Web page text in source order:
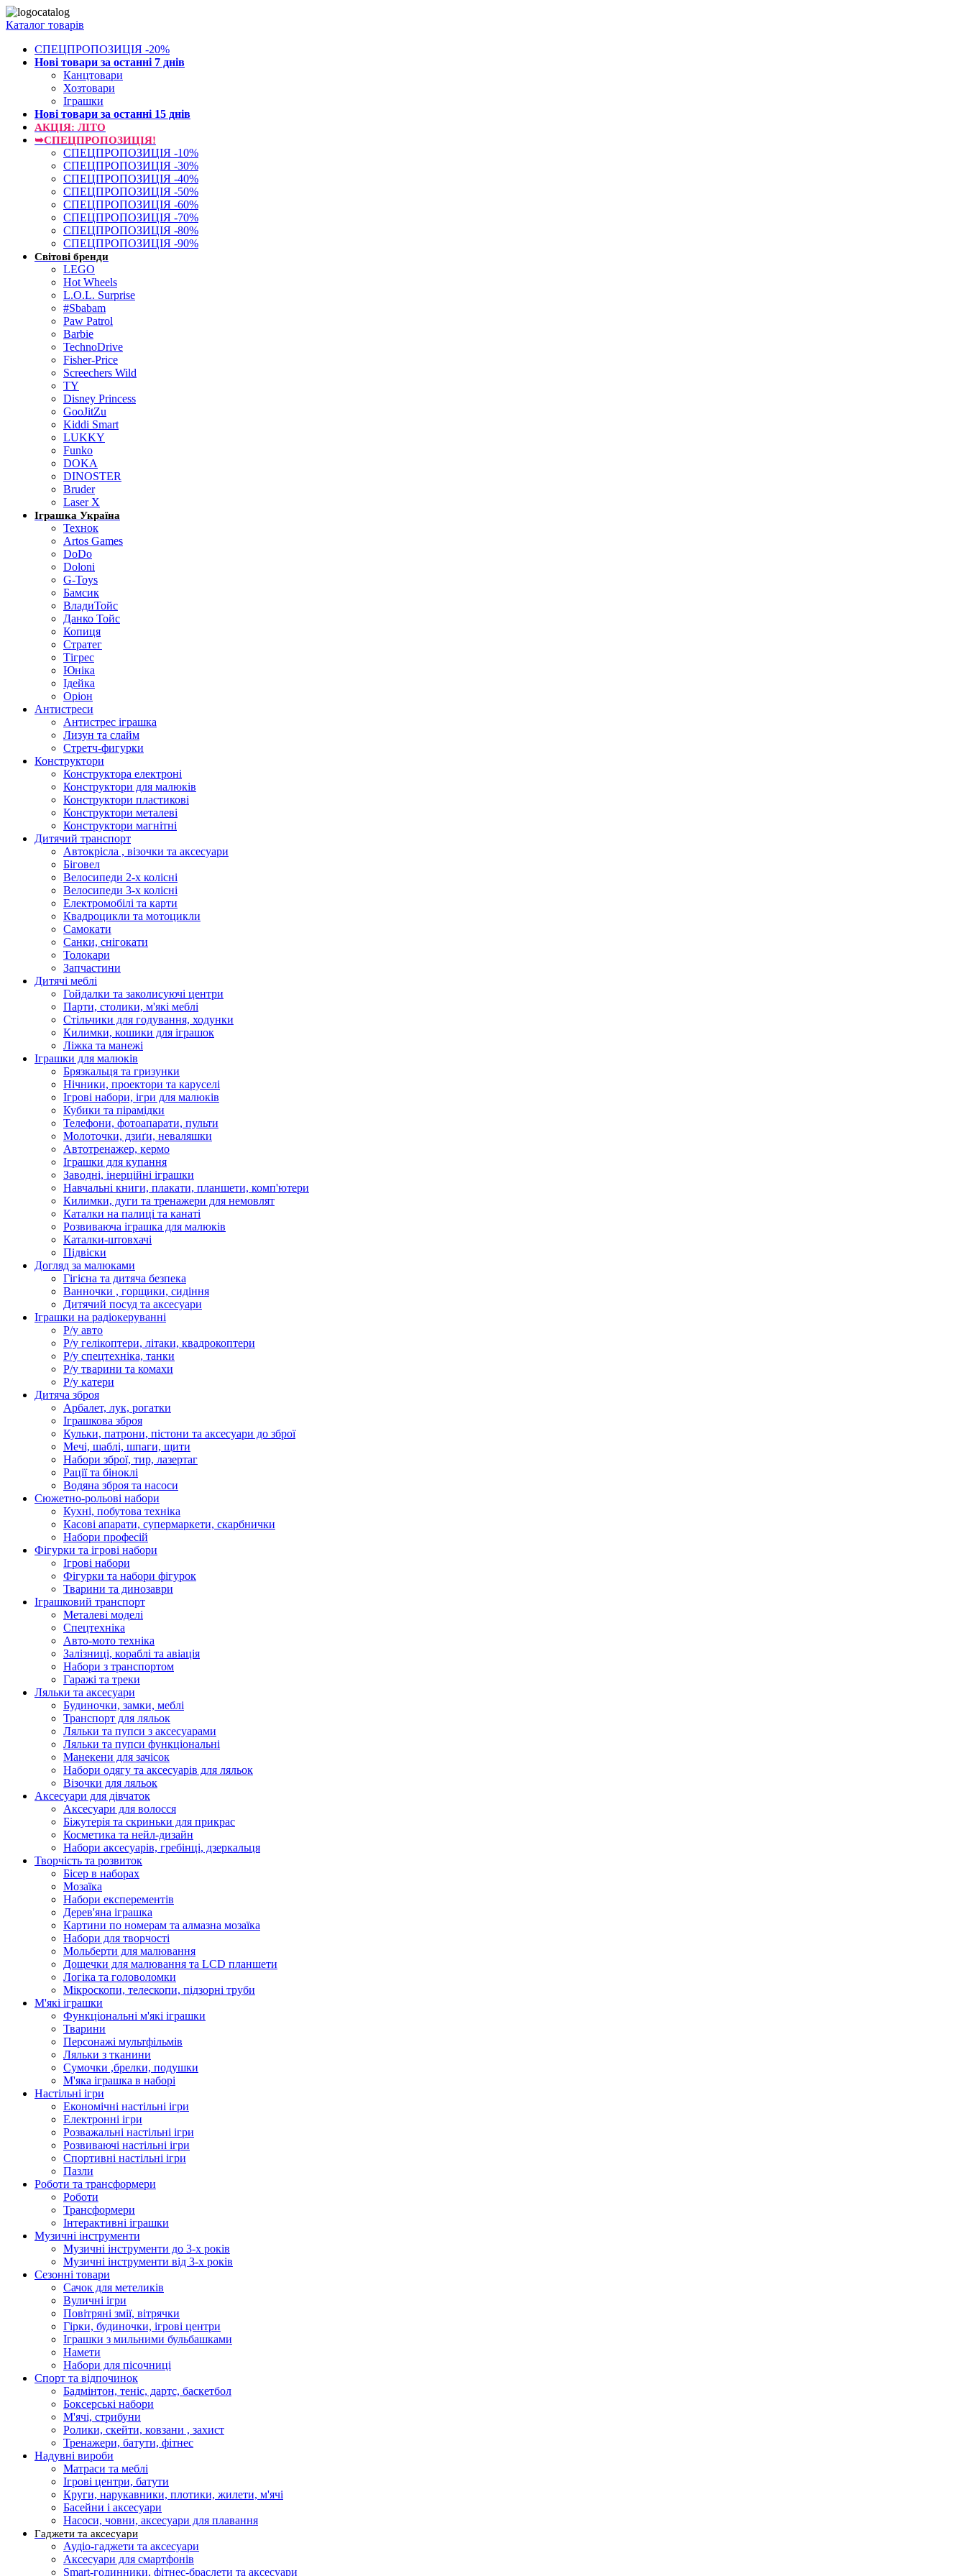
Каталог товарів
СПЕЦПРОПОЗИЦІЯ -20%
Нові товари за останнi 7 днiв
Канцтовари
Хозтовари
Іграшки
Нові товари за останнi 15 днiв
АКЦІЯ: ЛІТО
➥СПЕЦПРОПОЗИЦІЯ!
СПЕЦПРОПОЗИЦІЯ -10%
СПЕЦПРОПОЗИЦІЯ -30%
СПЕЦПРОПОЗИЦІЯ -40%
СПЕЦПРОПОЗИЦІЯ -50%
СПЕЦПРОПОЗИЦІЯ -60%
СПЕЦПРОПОЗИЦІЯ -70%
СПЕЦПРОПОЗИЦІЯ -80%
СПЕЦПРОПОЗИЦІЯ -90%
Світові бренди
LEGO
Hot Wheels
L.O.L. Surprise
#Sbabam
Paw Patrol
Barbie
TechnoDrive
Fisher-Price
Screechers Wild
TY
Disney Princess
GooJitZu
Kiddi Smart
LUKKY
Funko
DOKA
DINOSTER
Bruder
Laser X
Іграшка Україна
Технок
Artos Games
DoDo
Doloni
G-Toys
Бамсик
ВладиТойс
Данко Тойс
Копиця
Стратег
Тігрес
Юніка
Ідейка
Оріон
Антистреси
Антистрес іграшка
Лизун та слайм
Стретч-фигурки
Конструктори
Конструктора електроні
Конструктори для малюків
Конструктори пластикові
Конструктори металеві
Конструктори магнітні
Дитячий транспорт
Автокрісла , візочки та аксесуари
Біговел
Велосипеди 2-х колісні
Велосипеди 3-х колісні
Електромобілі та карти
Квадроцикли та мотоцикли
Самокати
Санки, снігокати
Толокари
Запчастини
Дитячі меблі
Гойдалки та заколисуючі центри
Парти, столики, м'які меблі
Стільчики для годування, ходунки
Килимки, кошики для іграшок
Ліжка та манежі
Іграшки для малюків
Брязкальця та гризунки
Нічники, проектори та каруселі
Ігрові набори, ігри для малюків
Кубики та пірамідки
Телефони, фотоапарати, пульти
Молоточки, дзиґи, неваляшки
Автотренажер, кермо
Іграшки для купання
Заводні, інерційні іграшки
Навчальні книги, плакати, планшети, комп'ютери
Килимки, дуги та тренажери для немовлят
Каталки на палиці та канаті
Розвиваюча іграшка для малюків
Каталки-штовхачі
Підвіски
Догляд за малюками
Гігієна та дитяча безпека
Ванночки , горщики, сидіння
Дитячий посуд та аксесуари
Іграшки на радіокеруванні
Р/у авто
Р/у гелікоптери, літаки, квадрокоптери
Р/у спецтехніка, танки
Р/у тварини та комахи
Р/у катери
Дитяча зброя
Арбалет, лук, рогатки
Іграшкова зброя
Кульки, патрони, пістони та аксесуари до зброї
Мечі, шаблі, шпаги, щити
Набори зброї, тир, лазертаг
Рації та біноклі
Водяна зброя та насоси
Сюжетно-рольові набори
Кухні, побутова техніка
Касові апарати, супермаркети, скарбнички
Набори професій
Фігурки та ігрові набори
Ігрові набори
Фігурки та набори фігурок
Тварини та динозаври
Іграшковий транспорт
Металеві моделі
Спецтехніка
Авто-мото техніка
Залізниці, кораблі та авіація
Набори з транспортом
Гаражі та треки
Ляльки та аксесуари
Будиночки, замки, меблі
Транспорт для ляльок
Ляльки та пупси з аксесуарами
Ляльки та пупси функціональні
Манекени для зачісок
Набори одягу та аксесуарів для ляльок
Візочки для ляльок
Аксесуари для дівчаток
Аксесуари для волосся
Біжутерія та скриньки для прикрас
Косметика та нейл-дизайн
Набори аксесуарів, гребінці, дзеркальця
Творчість та розвиток
Бісер в наборах
Мозаїка
Набори експерементів
Дерев'яна іграшка
Картини по номерам та алмазна мозаїка
Набори для творчості
Мольберти для малювання
Дощечки для малювання та LCD планшети
Логіка та головоломки
Мікроскопи, телескопи, підзорні труби
М'які іграшки
Функціональні м'які іграшки
Тварини
Персонажі мультфільмів
Ляльки з тканини
Сумочки ,брелки, подушки
М'яка іграшка в наборі
Настільні ігри
Економічні настільні ігри
Електронні ігри
Розважальні настільні ігри
Розвиваючі настільні ігри
Спортивні настільні ігри
Пазли
Роботи та трансформери
Роботи
Трансформери
Інтерактивні іграшки
Музичні інструменти
Музичні інструменти до 3-х років
Музичні інструменти від 3-х років
Сезонні товари
Сачок для метеликів
Вуличні ігри
Повітряні змії, вітрячки
Гірки, будиночки, ігрові центри
Іграшки з мильними бульбашками
Намети
Набори для пісочниці
Спорт та відпочинок
Бадмінтон, теніс, дартс, баскетбол
Боксерські набори
М'ячі, стрибуни
Ролики, скейти, ковзани , захист
Тренажери, батути, фітнес
Надувні вироби
Матраси та меблі
Ігрові центри, батути
Круги, нарукавники, плотики, жилети, м'ячі
Басейни і аксесуари
Насоси, човни, аксесуари для плавання
Гаджети та аксесуари
Аудіо-гаджети та аксесуари
Аксесуари для смартфонів
Smart-годинники, фітнес-браслети та аксесуари